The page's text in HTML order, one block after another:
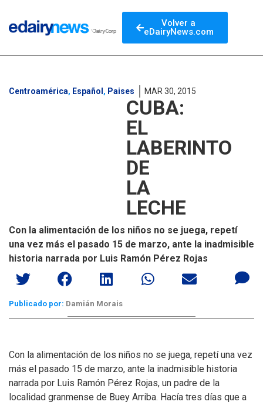
Volver a
eDairyNews.com
Centroamérica, Español , Paises MAR 30, 2015
CUBA:
EL
LABERINTO
DE
LA
LECHE
Con la alimentación de los niños no se juega, repetí
una vez más el pasado 15 de marzo, ante la inadmisible
historia narrada por Luis Ramón Pérez Rojas
Publicado por: Damián Morais
Con la alimentación de los niños no se juega, repetí una vez
más el pasado 15 de marzo, ante la inadmisible historia
narrada por Luis Ramón Pérez Rojas, un padre de la
localidad granmense de Buey Arriba. Hacía tres días que a